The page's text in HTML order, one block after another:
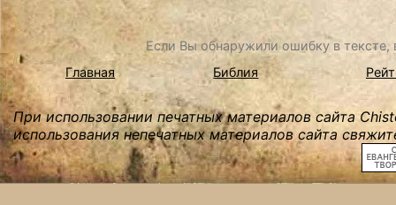
Если Вы обнаружили ошибку в
Главная
Библия
При использовании печатных материалов сайта
использования непечатных материалов сайта